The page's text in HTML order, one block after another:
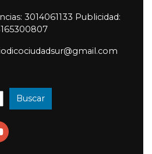
3014061133 Publicidad:
Buscar